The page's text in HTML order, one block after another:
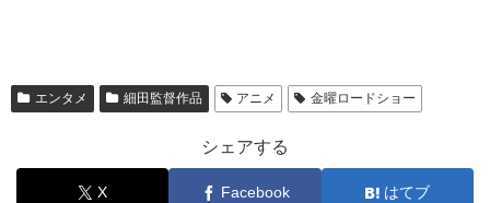
エンタメ 細田監督作品 アニメ 金曜ロードショー
シェアする
X Facebook はてブ